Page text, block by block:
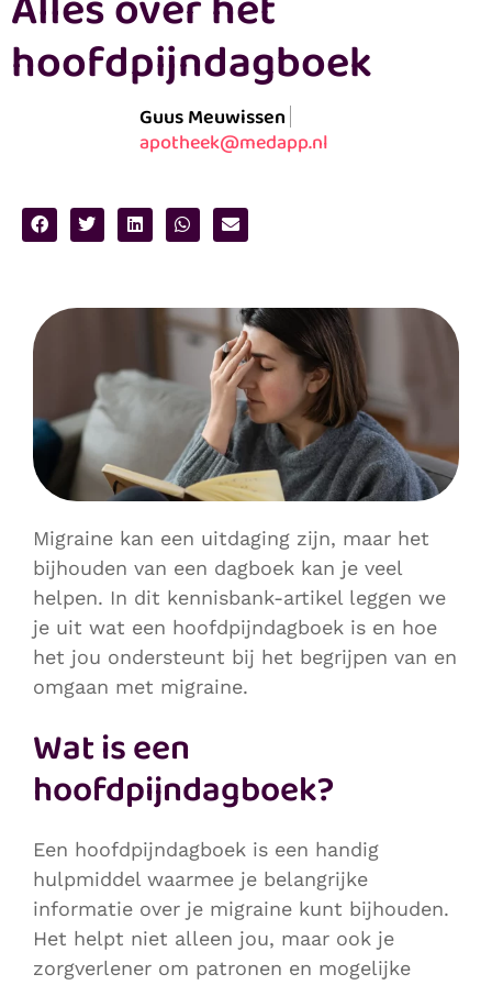
hoofdpijndagboek
Guus Meuwissen
apotheek@medapp.nl
Migraine kan een uitdaging zijn, maar het
bijhouden van een dagboek kan je veel
helpen. In dit kennisbank-artikel leggen we
je uit wat een hoofdpijndagboek is en hoe
het jou ondersteunt bij het begrijpen van en
omgaan met migraine.
Wat is een
hoofdpijndagboek?
Een hoofdpijndagboek is een handig
hulpmiddel waarmee je belangrijke
informatie over je migraine kunt bijhouden.
Het helpt niet alleen jou, maar ook je
zorgverlener om patronen en mogelijke